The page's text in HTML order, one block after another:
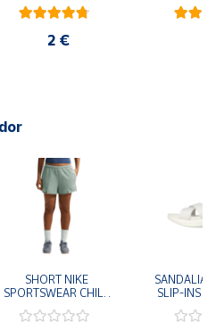
2 €
SHORT NIKE
SPORTSWEAR CHILL
006 PANTALONES
SANDALIAS
SLIP-INS